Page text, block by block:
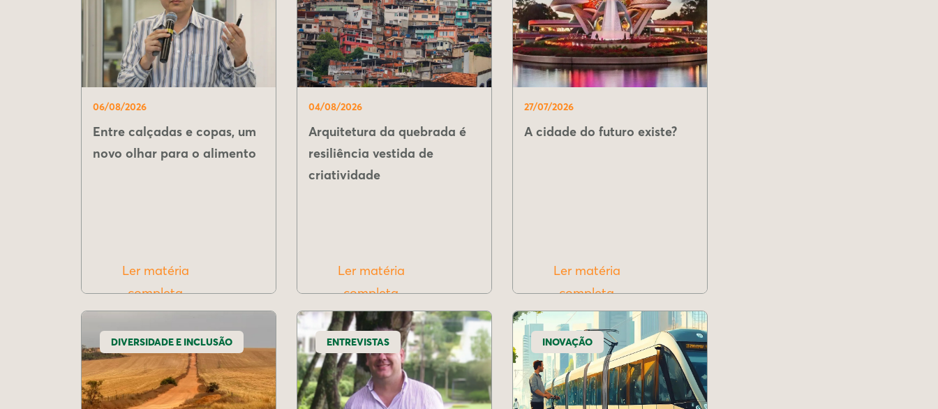
06/08/2026
Entre calçadas e copas, um
novo olhar para o alimento
Ler matéria
completa
04/08/2026
Arquitetura da quebrada é
resiliência vestida de
criatividade
Ler matéria
completa
27/07/2026
A cidade do futuro existe?
Ler matéria
completa
DIVERSIDADE E INCLUSÃO ENTREVISTAS INOVAÇÃO